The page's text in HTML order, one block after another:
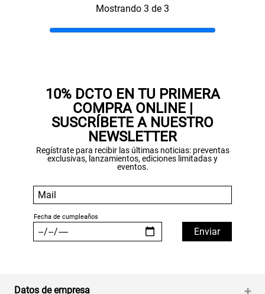
Mostrando 3 de 3
10% DCTO EN TU PRIMERA
COMPRA ONLINE |
SUSCRÍBETE A NUESTRO
NEWSLETTER
Regístrate para recibir las últimas noticias: preventas
exclusivas, lanzamientos, ediciones limitadas y
eventos.
SUSPE01
Datos de empresa